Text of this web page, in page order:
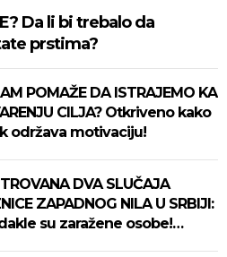
Da li bi trebalo da
prstima?
POMAŽE DA ISTRAJEMO KA
CILJA? Otkriveno kako
održava motivaciju!
DVA SLUČAJA
ZAPADNOG NILA U SRBIJI:
su zaražene osobe!